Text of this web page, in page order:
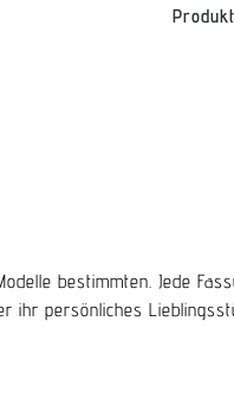
bestimmten. Jede
persönliches